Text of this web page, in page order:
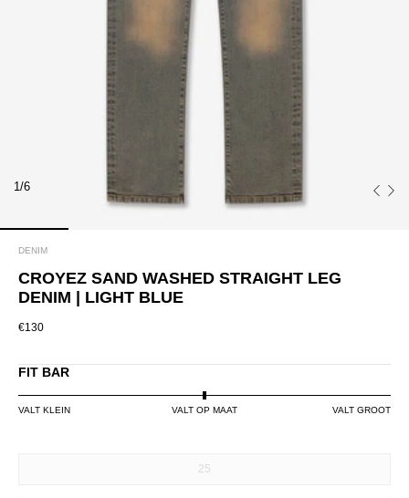
1/6
DENIM
CROYEZ SAND WASHED STRAIGHT LEG
DENIM | LIGHT BLUE
€130
FIT BAR
VALT KLEIN VALT OP MAAT VALT GROOT
25